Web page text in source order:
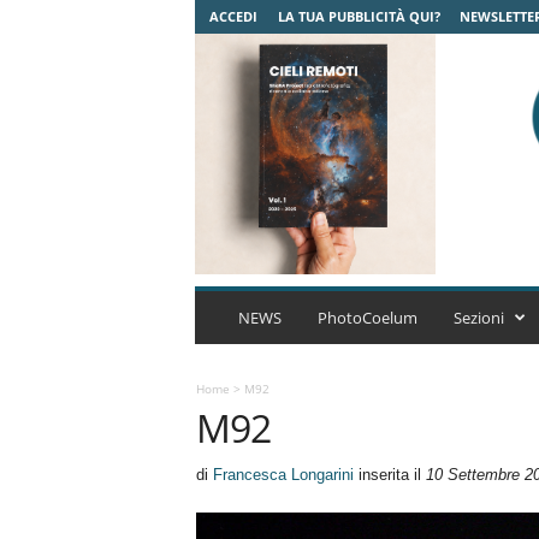
ACCEDI LA TUA PUBBLICITÀ QUI?
C
r
NEWS PhotoCoelum Sezioni
Home > M92
M92
di Francesca Longarini inserita il 10 Settembre